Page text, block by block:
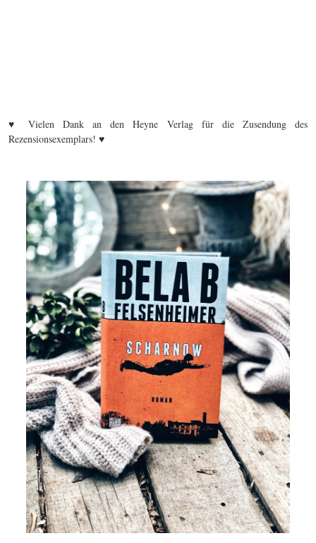
♥ Vielen Dank an den Heyne Verlag für die Zusendung des
Rezensionsexemplars! ♥